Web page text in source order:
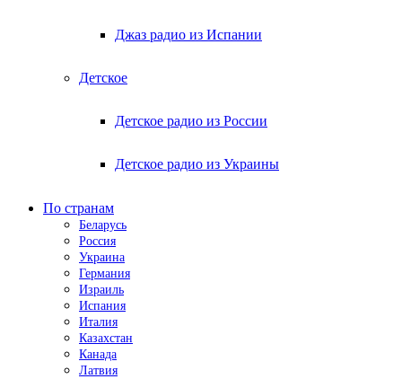
Джаз радио из Испании
Детское
Детское радио из России
Детское радио из Украины
По странам
Беларусь
Россия
Украина
Германия
Израиль
Испания
Италия
Казахстан
Канада
Латвия